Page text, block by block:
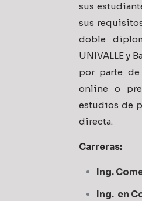
sus
sus
doble
UNIVALLE y
por parte de
online o
estudios de
directa.
Carreras:
Ing.
Ing. en